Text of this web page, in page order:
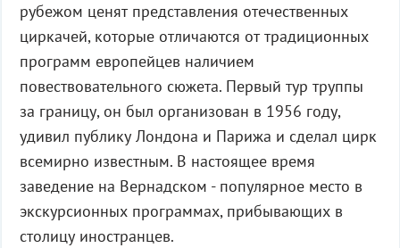
рубежом ценят представления отечественных
циркачей, которые отличаются от традиционных
программ европейцев наличием
повествовательного сюжета. Первый тур труппы
за границу, он был организован в 1956 году,
удивил публику Лондона и Парижа и сделал цирк
всемирно известным. В настоящее время
заведение на Вернадском - популярное место в
экскурсионных программах, прибывающих в
столицу иностранцев.